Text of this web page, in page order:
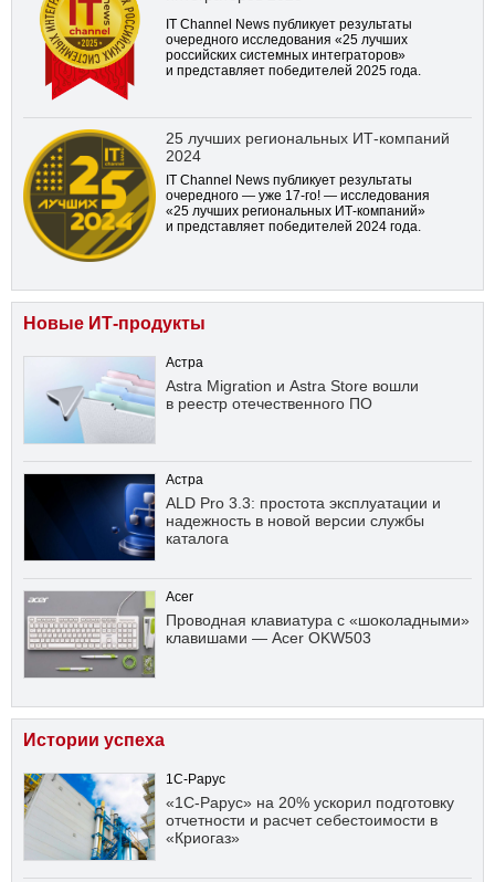
IT Channel News публикует результаты
очередного исследования «25 лучших
российских системных интеграторов»
и представляет победителей 2025 года.
25 лучших региональных ИТ-компаний
2024
IT Channel News публикует результаты
очередного — уже 17-го! — исследования
«25 лучших региональных ИТ-компаний»
и представляет победителей 2024 года.
Новые ИТ-продукты
Астра
Astra Migration и Astra Store вошли
в реестр отечественного ПО
Астра
ALD Pro 3.3: простота эксплуатации и
надежность в новой версии службы
каталога
Acer
Проводная клавиатура с «шоколадными»
клавишами — Acer OKW503
Истории успеха
1С-Рарус
«1С-Рарус» на 20% ускорил подготовку
отчетности и расчет себестоимости в
«Криогаз»